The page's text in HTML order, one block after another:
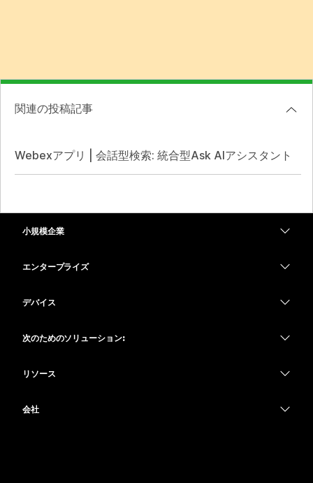
関連の投稿記事
Webexアプリ | 会話型検索: 統合型Ask AIアシスタント
小規模企業
エンタープライズ
デバイス
次のためのソリューション:
リソース
会社